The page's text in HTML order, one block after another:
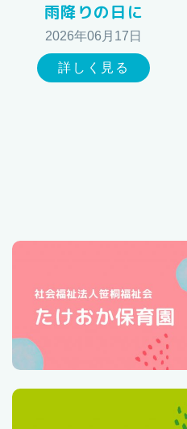
雨降りの日に
2026年06月17日
詳しく見る